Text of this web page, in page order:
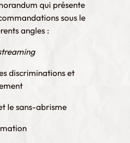
qui présente
sous le
angles :
discriminations et
le sans-abrisme